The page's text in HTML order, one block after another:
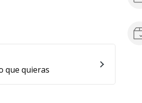
que quieras